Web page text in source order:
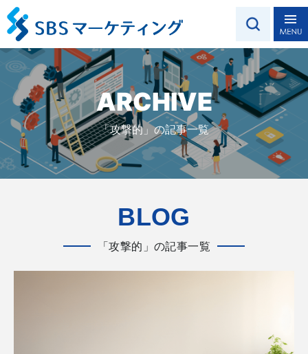
ARCHIVE
「攻撃的」の記事一覧
BLOG
「攻撃的」の記事一覧